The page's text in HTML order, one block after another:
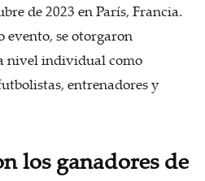
de 2023 en París, Francia.
evento, se otorgaron
nivel individual como
entrenadores y
los ganadores de